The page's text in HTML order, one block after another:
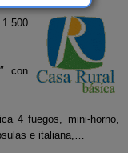
con
4 fuegos, mini-horno,
e italiana,…